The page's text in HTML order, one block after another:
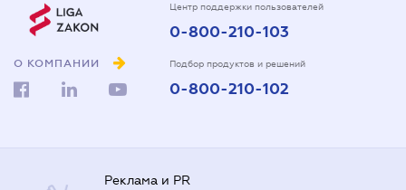
О КОМПАНИИ
Центр поддержки пользователей
0-800-210-103
Подбор продуктов и решений
0-800-210-102
Реклама и PR